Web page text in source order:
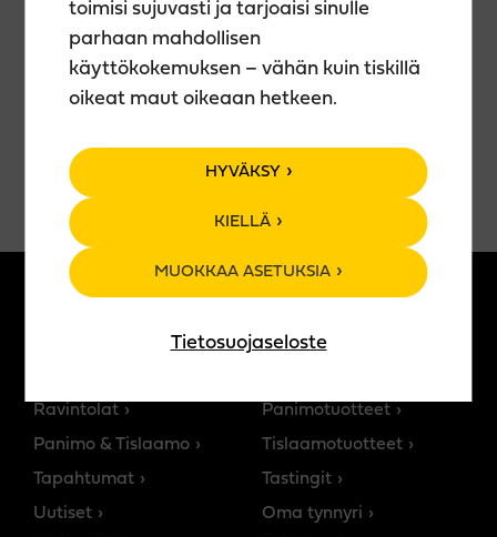
toimisi sujuvasti ja tarjoaisi sinulle
parhaan mahdollisen
käyttökokemuksen – vähän kuin tiskillä
oikeat maut oikeaan hetkeen.
HYVÄKSY
KIELLÄ
MUOKKAA ASETUKSIA
Tietosuojaseloste
Ovet klo 21
Showtime klo 22
Tervetuloa!
Ravintolat
Panimo & Tislaamo
Tapahtumat
Uutiset
TUOTTEET
Panimotuotteet
Tislaamotuotteet
Tastingit
Oma tynnyri